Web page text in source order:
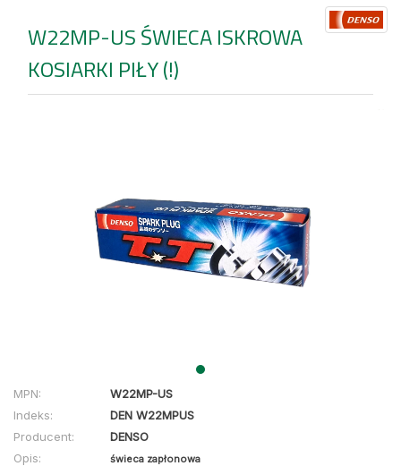
W22MP-USŚWIECA ISKROWA
KOSIARKI PIŁY (!)
MPN:
W22MP-US
Indeks:
DEN W22MPUS
Producent:
DENSO
Opis:
świeca zapłonowa